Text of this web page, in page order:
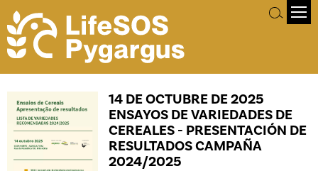
14 DE OCTUBRE DE 2025
ENSAYOS DE VARIEDADES DE
CEREALES - PRESENTACIÓN DE
RESULTADOS CAMPAÑA
2024/2025